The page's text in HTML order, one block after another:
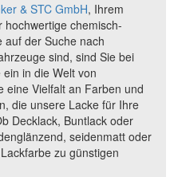
& STC GmbH, Ihrem
chemisch-
auf der Suche nach
sind, sind Sie bei
in die Welt von
eine Vielfalt an Farben und
die unsere Lacke für Ihre
Decklack, Buntlack oder
seidenmatt oder
zu günstigen